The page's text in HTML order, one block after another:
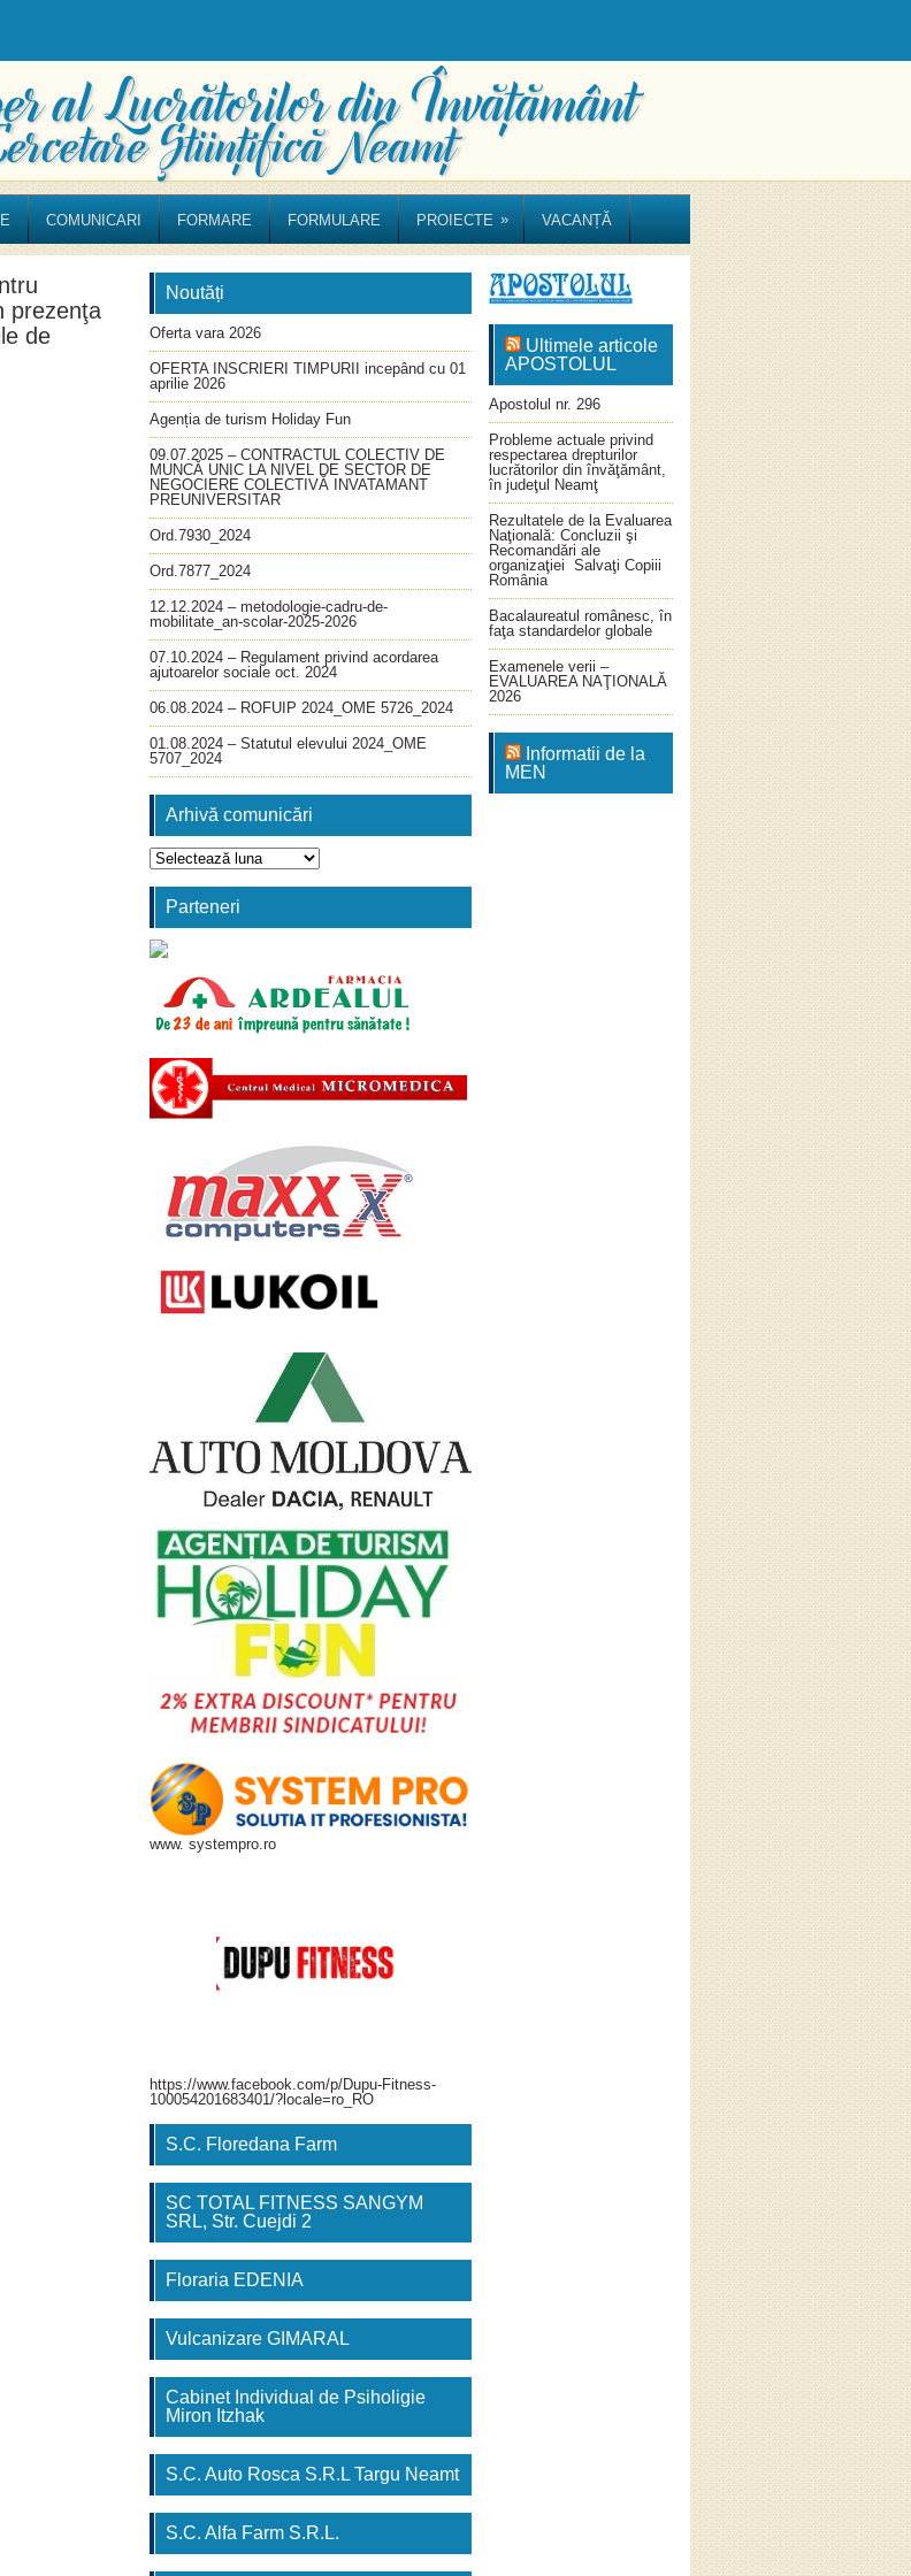
COMUNICARI FORMARE FORMULARE PROIECTE » VACANȚĂ
prezenţa
de
Noutăți
Oferta vara 2026
OFERTA INSCRIERI TIMPURII incepând cu 01
aprilie 2026
Agenția de turism Holiday Fun
09.07.2025 – CONTRACTUL COLECTIV DE
MUNCĂ UNIC LA NIVEL DE SECTOR DE
NEGOCIERE COLECTIVĂ INVATAMANT
PREUNIVERSITAR
Ord.7930_2024
Ord.7877_2024
12.12.2024 – metodologie-cadru-de-
mobilitate_an-scolar-2025-2026
07.10.2024 – Regulament privind acordarea
ajutoarelor sociale oct. 2024
06.08.2024 – ROFUIP 2024_OME 5726_2024
01.08.2024 – Statutul elevului 2024_OME
5707_2024
Arhivă comunicări
Arhivă
comunicări
Parteneri
www. systempro.ro
https://www.facebook.com/p/Dupu-Fitness-
100054201683401/?locale=ro_RO
S.C. Floredana Farm
SC TOTAL FITNESS SANGYM
SRL, Str. Cuejdi 2
Floraria EDENIA
Vulcanizare GIMARAL
Cabinet Individual de Psiholigie
Miron Itzhak
S.C. Auto Rosca S.R.L Targu Neamt
S.C. Alfa Farm S.R.L.
Ultimele articole
APOSTOLUL
Apostolul nr. 296
Probleme actuale privind
respectarea drepturilor
lucrătorilor din învăţământ,
în judeţul Neamţ
Rezultatele de la Evaluarea
Naţională: Concluzii şi
Recomandări ale
organizaţiei Salvaţi Copiii
România
Bacalaureatul românesc, în
faţa standardelor globale
Examenele verii –
EVALUAREA NAŢIONALĂ
2026
Informatii de la
MEN